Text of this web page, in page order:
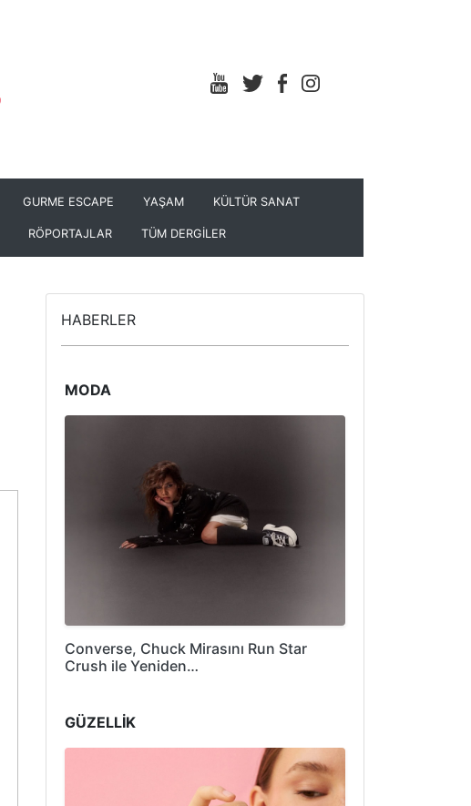
GURME ESCAPE YAŞAM KÜLTÜR SANAT
RÖPORTAJLAR TÜM DERGİLER
HABERLER
MODA
Converse, Chuck Mirasını Run Star
Crush ile Yeniden…
GÜZELLİK